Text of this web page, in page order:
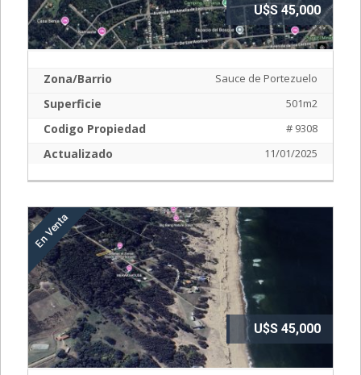
U$S 45,000
Zona/Barrio Sauce de Portezuelo
Superficie 501m2
Codigo Propiedad # 9308
Actualizado 11/01/2025
U$S 45,000